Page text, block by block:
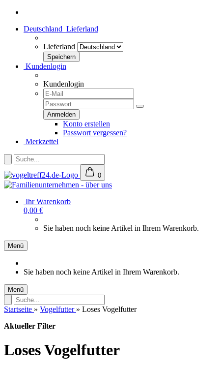
Deutschland Lieferland
Lieferland
Kundenlogin
Kundenlogin
Konto erstellen
Passwort vergessen?
Merkzettel
0
Ihr Warenkorb
0,00 €
Sie haben noch keine Artikel in Ihrem Warenkorb.
Menü
Sie haben noch keine Artikel in Ihrem Warenkorb.
Menü
Startseite » Vogelfutter » Loses Vogelfutter
Aktueller Filter
Loses Vogelfutter